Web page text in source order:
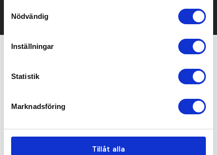
Nödvändig
Inställningar
Statistik
Marknadsföring
Tillåt alla